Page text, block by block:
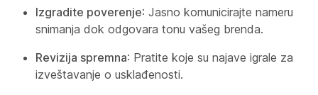
Izgradite poverenje: Jasno komunicirajte nameru
snimanja dok odgovara tonu vašeg brenda.
Revizija spremna: Pratite koje su najave igrale za
izveštavanje o usklađenosti.